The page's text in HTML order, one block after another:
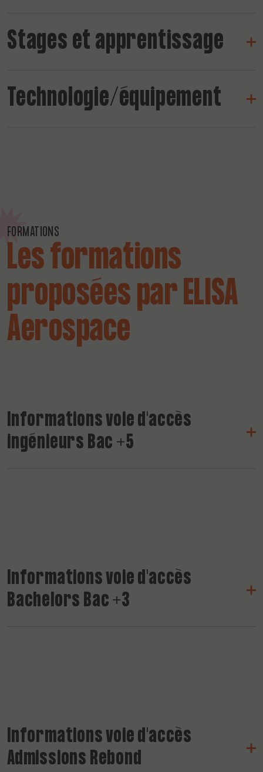
Stages et apprentissage
Technologie/équipement
FORMATIONS
Les formations
proposées par ELISA
Aerospace
Informations voie d'accès
ingénieurs Bac +5
Informations voie d'accès
Bachelors Bac +3
Informations voie d'accès
Admissions Rebond